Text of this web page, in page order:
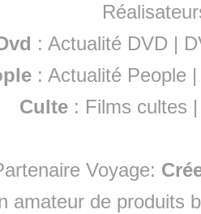
: Actualité DVD |
:Actualité People
Culte : Films cultes
Voyage:
amateur de produits